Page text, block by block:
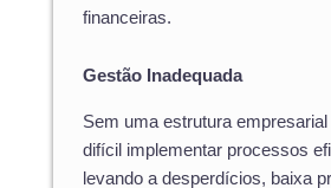
financeiras.
Gestão Inadequada
Sem uma estrutura
difícil implementar processos
levando a desperdícios, baixa